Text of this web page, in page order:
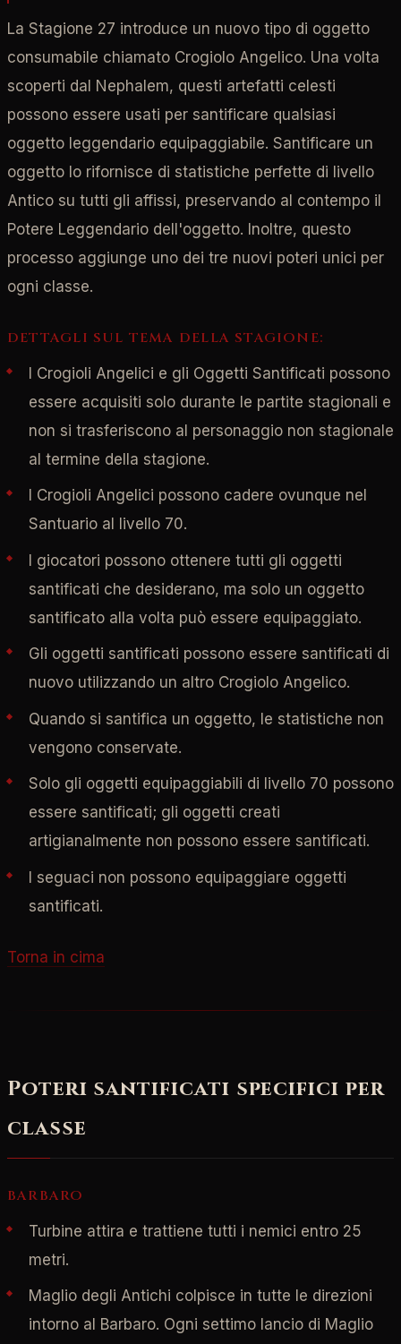
La Stagione 27 introduce un nuovo tipo di oggetto
consumabile chiamato Crogiolo Angelico. Una volta
scoperti dal Nephalem, questi artefatti celesti
possono essere usati per santificare qualsiasi
oggetto leggendario equipaggiabile. Santificare un
oggetto lo rifornisce di statistiche perfette di livello
Antico su tutti gli affissi, preservando al contempo il
Potere Leggendario dell'oggetto. Inoltre, questo
processo aggiunge uno dei tre nuovi poteri unici per
ogni classe.
DETTAGLI SUL TEMA DELLA STAGIONE:
I Crogioli Angelici e gli Oggetti Santificati possono
essere acquisiti solo durante le partite stagionali e
non si trasferiscono al personaggio non stagionale
al termine della stagione.
I Crogioli Angelici possono cadere ovunque nel
Santuario al livello 70.
I giocatori possono ottenere tutti gli oggetti
santificati che desiderano, ma solo un oggetto
santificato alla volta può essere equipaggiato.
Gli oggetti santificati possono essere santificati di
nuovo utilizzando un altro Crogiolo Angelico.
Quando si santifica un oggetto, le statistiche non
vengono conservate.
Solo gli oggetti equipaggiabili di livello 70 possono
essere santificati; gli oggetti creati
artigianalmente non possono essere santificati.
I seguaci non possono equipaggiare oggetti
santificati.
Torna in cima
Poteri santificati specifici per
classe
BARBARO
Turbine attira e trattiene tutti i nemici entro 25
metri.
Maglio degli Antichi colpisce in tutte le direzioni
intorno al Barbaro. Ogni settimo lancio di Maglio